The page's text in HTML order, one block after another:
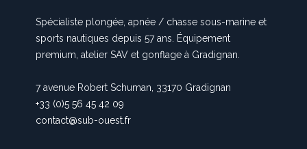
Spécialiste plongée, apnée / chasse sous-marine et
sports nautiques depuis 57 ans. Équipement
premium, atelier SAV et gonflage à Gradignan.
7 avenue Robert Schuman, 33170 Gradignan
+33 (0)5 56 45 42 09
contact@sub-ouest.fr